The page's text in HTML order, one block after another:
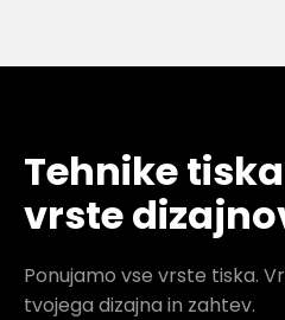
Tehnike
vrste
Ponujamo vse vrste tiska.
tvojega dizajna in zahtev.